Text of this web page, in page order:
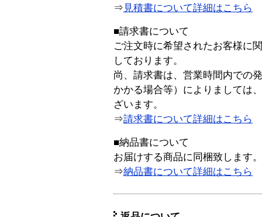
⇒ 見積書について詳細はこちら
■請求書について
ご注文時に希望されたお客様に
しております。
尚、請求書は、営業時間内での
かかる場合等）によりましては
ざいます。
⇒請求書について詳細はこちら
■納品書について
お届けする商品に同梱致します。
⇒納品書について詳細はこちら